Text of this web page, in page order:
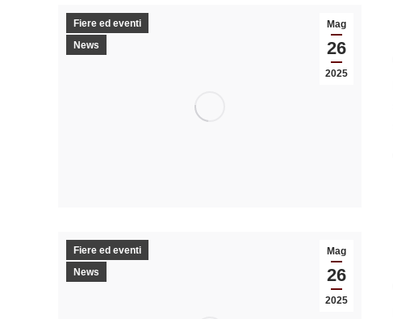
Mag
26
2025
Fiere ed eventi
News
Mag
26
2025
Fiere ed eventi
News